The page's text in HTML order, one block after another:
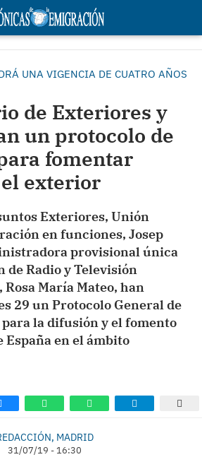
UNA VIGENCIA DE CUATRO AÑOS
de Exteriores y
un protocolo de
fomentar
exterior
Exteriores, Unión
en funciones, Josep
provisional única
de Radio y Televisión
Rosa María Mateo, han
29 un Protocolo General de
la difusión y el fomento
España en el ámbito
MADRID
31/07/19 - 16:30